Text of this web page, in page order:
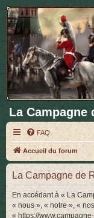
La Campagne
FAQ
Accueil du forum
La Campagne de
En accédant à « La
« nous », « notre », «
« https://